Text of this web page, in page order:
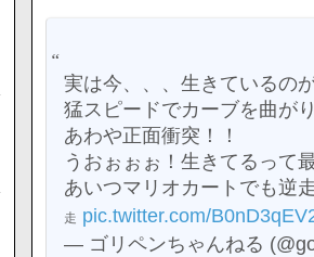
実は今、、、生きているの
猛スピードでカーブを曲が
あわや正面衝突！！
うおぉぉぉ！生きてるって
あいつマリオカートでも逆
走 pic.twitter.com/
— ゴリペンちゃんねる